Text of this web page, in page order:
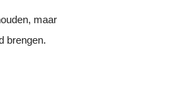
maar
brengen.